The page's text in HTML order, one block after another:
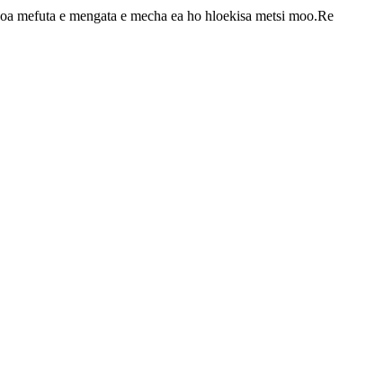
e mengata e mecha ea ho hloekisa metsi moo.Re